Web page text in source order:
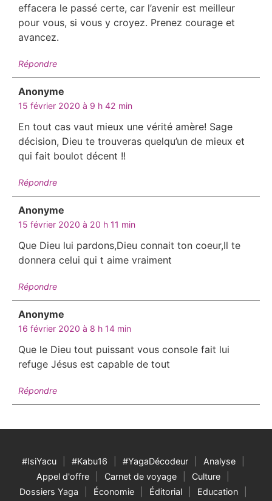
effacera le passé certe, car l’avenir est meilleur
pour vous, si vous y croyez. Prenez courage et
avancez.
Répondre
Anonyme
15 février 2020 à 9 h 42 min
En tout cas vaut mieux une vérité amère! Sage
décision, Dieu te trouveras quelqu’un de mieux et
qui fait boulot décent !!
Répondre
Anonyme
15 février 2020 à 20 h 11 min
Que Dieu lui pardons,Dieu connait ton coeur,Il te
donnera celui qui t aime vraiment
Répondre
Anonyme
16 février 2020 à 8 h 14 min
Que le Dieu tout puissant vous console fait lui
refuge Jésus est capable de tout
Répondre
#IsiYacu #Kabu16 #YagaDécodeur
Analyse
Appel d'offre
Carnet de voyage
Culture
Dossiers Yaga
Économie Éditorial Education